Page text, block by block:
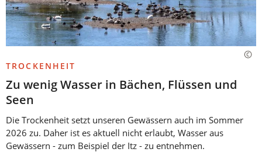
TROCKENHEIT
Zu wenig Wasser in Bächen, Flüssen und
Seen
Die Trockenheit setzt unseren Gewässern auch im Sommer
2026 zu. Daher ist es aktuell nicht erlaubt, Wasser aus
Gewässern - zum Beispiel der Itz - zu entnehmen.